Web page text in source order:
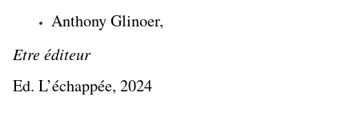
Anthony Glinoer,
Etre éditeur
Ed. L’échappée, 2024